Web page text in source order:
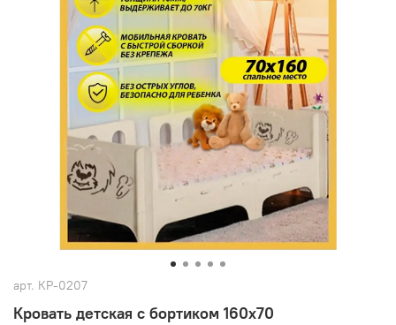
арт. КР-0207
Кровать детская с бортиком 160x70